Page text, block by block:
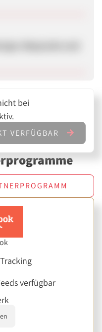
bei
VERFÜGBAR
verfügbar